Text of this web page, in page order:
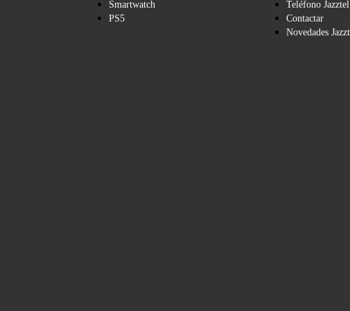
Smartwatch
PS5
Teléfono Jazztel
Contactar
Novedades